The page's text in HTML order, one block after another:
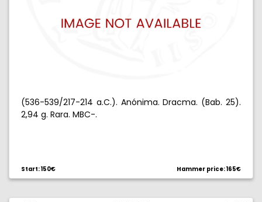
(536-539/217-214 a.C.). Anónima. Dracma. (Bab. 25).
2,94 g. Rara. MBC-.
Start: 150€ Hammer price: 165€